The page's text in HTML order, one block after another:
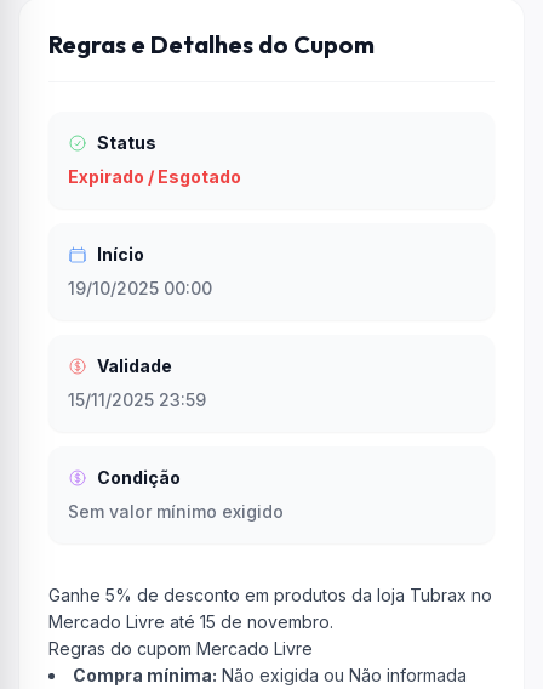
Regras e Detalhes do Cupom
Status
Expirado / Esgotado
Início
19/10/2025 00:00
Validade
15/11/2025 23:59
Condição
Sem valor mínimo exigido
Ganhe 5% de desconto em produtos da loja Tubrax no
Mercado Livre até 15 de novembro.
Regras do cupom Mercado Livre
Compra mínima: Não exigida ou Não informada